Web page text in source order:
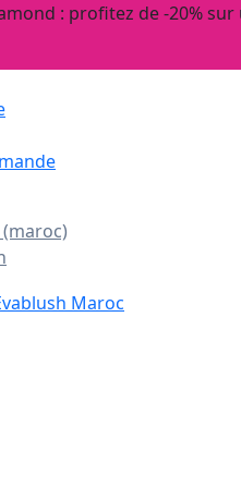
: profitez de -20%